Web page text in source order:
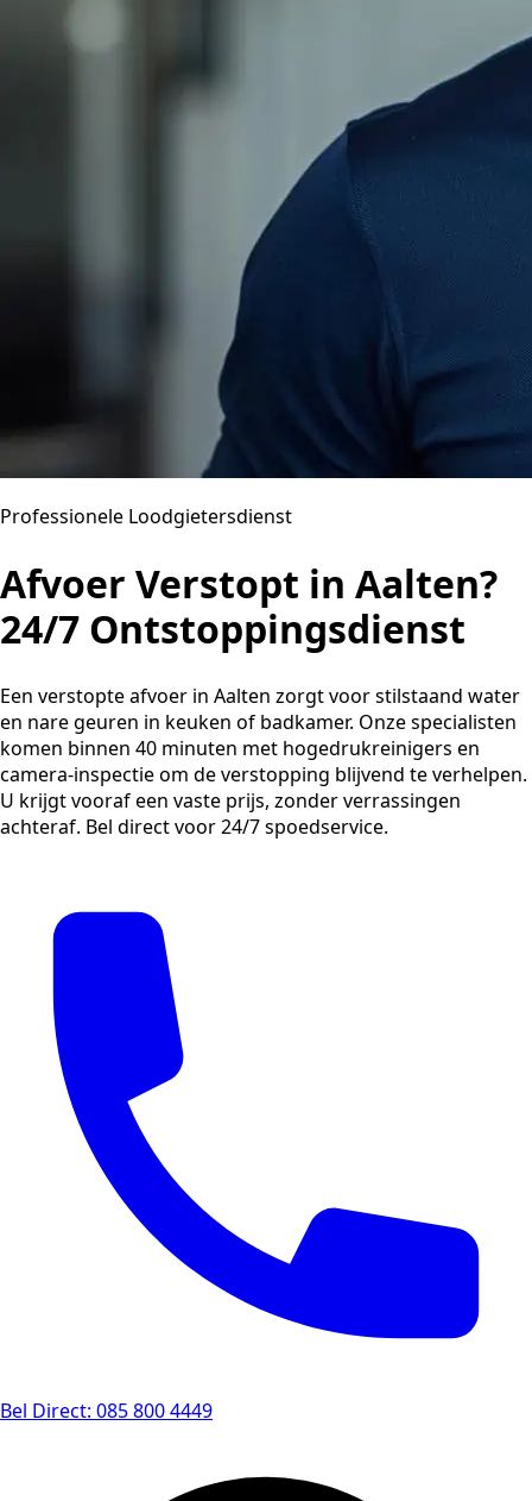
Professionele Loodgietersdienst
Afvoer Verstopt in Aalten?
24/7 Ontstoppingsdienst
Een verstopte afvoer in Aalten zorgt voor stilstaand water
en nare geuren in keuken of badkamer. Onze specialisten
komen binnen 40 minuten met hogedrukreinigers en
camera-inspectie om de verstopping blijvend te verhelpen.
U krijgt vooraf een vaste prijs, zonder verrassingen
achteraf. Bel direct voor 24/7 spoedservice.
Bel Direct: 085 800 4449